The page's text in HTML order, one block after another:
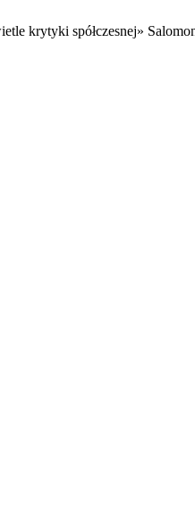
krytyki spółczesnej»